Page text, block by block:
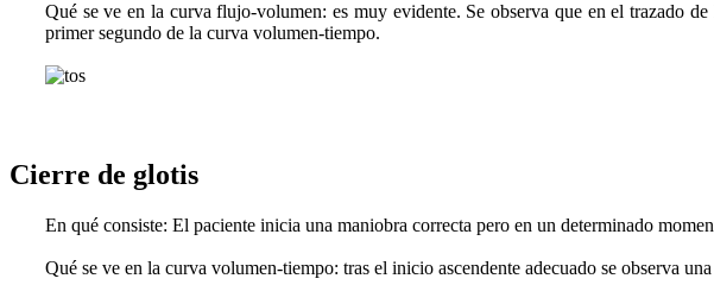
Qué se ve en la curva flujo-volumen: es muy evidente. Se observa que en el trazado
primer segundo de la curva volumen-tiempo.
Cierre de glotis
En qué consiste: El paciente inicia una maniobra correcta pero en un determinado
Qué se ve en la curva volumen-tiempo: tras el inicio ascendente adecuado se observa